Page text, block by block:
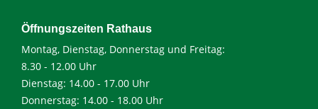
Öffnungszeiten Rathaus
Montag, Dienstag, Donnerstag und Freitag:
8.30 - 12.00 Uhr
Dienstag: 14.00 - 17.00 Uhr
Donnerstag: 14.00 - 18.00 Uhr